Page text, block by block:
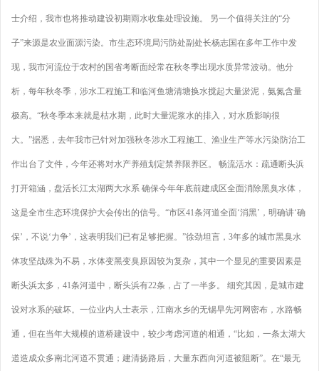
士介绍，我市也将推动建设初期雨水收集处理设施。 另一个值得关注的“分
子”来源是农业面源污染。市生态环境局污防处副处长杨志国在多年工作中发
现，我市河流位于农村的国省考断面经常在秋冬季出现水质异常波动。他分
析，每年秋冬季，涉水工程施工和临河鱼塘清塘换水搅起大量淤泥，氨氮含量
极高。“秋冬季本来就是枯水期，此时大量泥浆水的排入，对水质影响很
大。”据悉，去年我市已针对加强秋冬涉水工程施工、渔业生产等水污染防治工
作出台了文件，今年还将对水产养殖划定禁养限养区。 畅流活水：疏通断头浜
打开箱涵，盘活长江太湖两大水系 确保今年年底前建成区全面消除黑臭水体，
这是全市生态环境保护大会传出的信号。“市区41条河道全面‘消黑’，明确讲‘确
保’，不说‘力争’，这表明我们已有足够把握。”徐劲坦言，3年多的城市黑臭水
体攻坚战殊为不易，水体变黑变臭原因较为复杂，其中一个显见的重要因素是
断头浜太多，41条河道中，断头浜有22条，占了一半多。 细究其因，是城市建
设对水系的破坏。一位业内人士表示，江南水乡的无锡早先河网密布，水路畅
通，但在当年大规模的道桥建设中，较少考虑河道的相通，“比如，一条太湖大
道造成众多南北河道不贯通；建清扬路后，大量东西向河道被阻断”。在“最无